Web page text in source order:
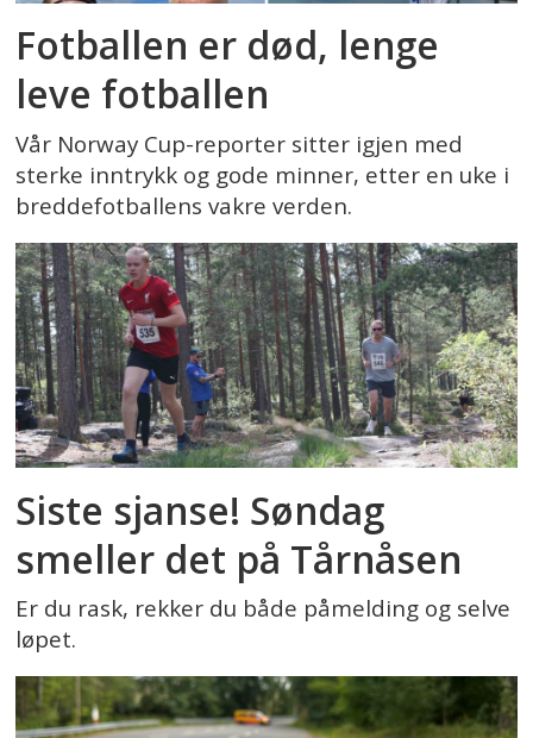
Fotballen er død, lenge
leve fotballen
Vår Norway Cup-reporter sitter igjen med
sterke inntrykk og gode minner, etter en uke i
breddefotballens vakre verden.
Siste sjanse! Søndag
smeller det på Tårnåsen
Er du rask, rekker du både påmelding og selve
løpet.